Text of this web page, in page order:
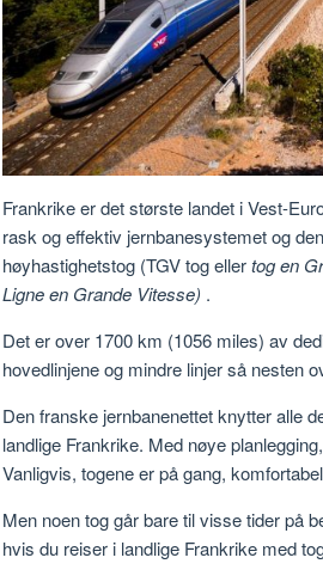
Frankrike er det største landet i Vest-
rask og effektiv jernbanesystemet og
høyhastighetstog (TGV tog ellertog en
Ligne en Grande Vitesse) .
Det er over 1700 km (1056 miles) av
hovedlinjene og mindre linjer så nesten
Den franske jernbanenettet knytter alle
landlige Frankrike. Med nøye
Vanligvis, togene er på gang,
Men noen tog går bare til visse tider på
hvis du reiser i landlige Frankrike med